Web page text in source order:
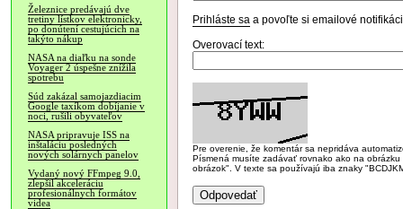
Železnice predávajú dve
tretiny lístkov elektronicky,
po donútení cestujúcich na
takýto nákup
NASA na diaľku na sonde
Voyager 2 úspešne znížila
spotrebu
Súd zakázal samojazdiacim
Google taxíkom dobíjanie v
noci, rušili obyvateľov
NASA pripravuje ISS na
inštaláciu posledných
nových solárnych panelov
Vydaný nový FFmpeg 9.0,
zlepšil akceleráciu
profesionálnych formátov
videa
Prihláste sa a povoľte si emailové
Overovací text:
Pre overenie, že komentár sa nepridáva
Písmená musíte zadávať rovnako ako na
obrázok". V texte sa používajú iba znaky